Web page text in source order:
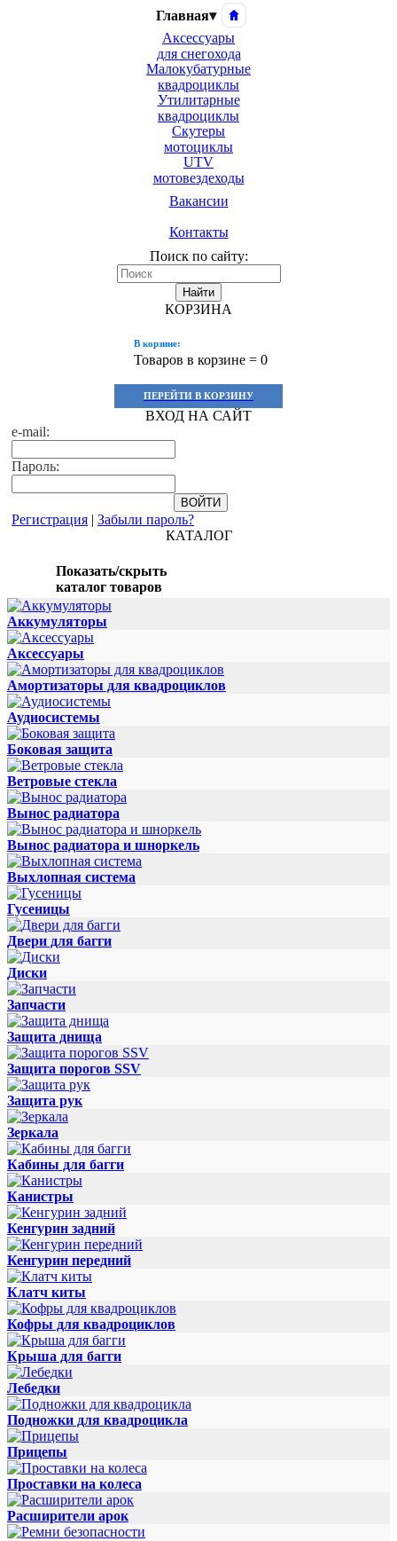
Главная▾
Аксессуары
для снегохода
Малокубатурные
квадроциклы
Утилитарные
квадроциклы
Скутеры
мотоциклы
UTV
мотовездеходы
Вакансии
Контакты
Поиск по сайту:
Найти
КОРЗИНА
В корзине:
Товаров в корзине = 0
ПЕРЕЙТИ В КОРЗИНУ
ВХОД НА САЙТ
e-mail:
Пароль:
Регистрация | Забыли пароль?
КАТАЛОГ
Показать/скрыть
каталог товаров
Аккумуляторы
Аксессуары
Амортизаторы для квадроциклов
Аудиосистемы
Боковая защита
Ветровые стекла
Вынос радиатора
Вынос радиатора и шноркель
Выхлопная система
Гусеницы
Двери для багги
Диски
Запчасти
Защита днища
Защита порогов SSV
Защита рук
Зеркала
Кабины для багги
Канистры
Кенгурин задний
Кенгурин передний
Клатч киты
Кофры для квадроциклов
Крыша для багги
Лебедки
Подножки для квадроцикла
Прицепы
Проставки на колеса
Расширители арок